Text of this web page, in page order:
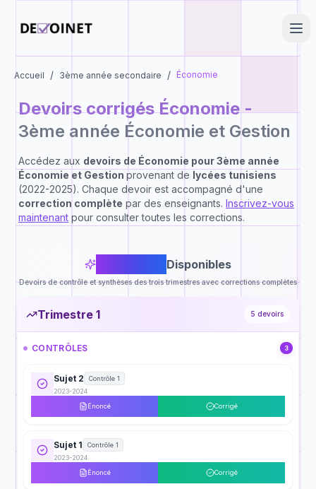
Accueil / 3ème année secondaire / Économie
Devoirs corrigésÉconomie-
3ème année Économie et Gestion
Accédez aux devoirs de Économie pour3ème année
Économie et Gestion provenant de lycées tunisiens
(2022-2025). Chaque devoir est accompagné d'une
correction complète par des enseignants. Inscrivez-vous
maintenant pour consulter toutes les corrections.
Disponibles
Devoirs de contrôle et synthèses des trois trimestres avec corrections complètes
Trimestre 1 5 devoirs
CONTRÔLES 3
Sujet 2
Contrôle 1
2023-2024
Énoncé
Corrigé
Sujet 1
Contrôle 1
2023-2024
Énoncé
Corrigé